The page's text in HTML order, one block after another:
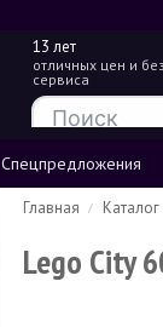
13 лет
отличных цен и
сервиса
Спецпредложения
Главная Каталог
Lego City